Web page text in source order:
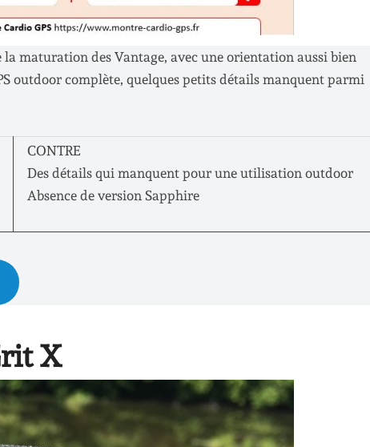
maturation des Vantage, avec une orientation aussi bien
outdoor complète, quelques petits détails manquent parmi
CONTRE
Des détails qui manquent pour une utilisation outdoor
Absence de version Sapphire
X